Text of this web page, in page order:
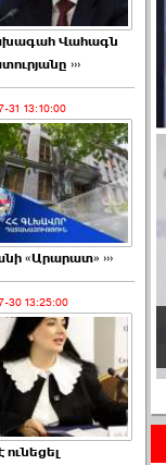
Վահագն
›››
31 13:10:00
«Արարատ» ›››
30 13:25:00
ունեցել
միայն այն
բնակիչ